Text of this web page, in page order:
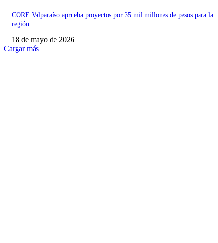
CORE Valparaíso aprueba proyectos por 35 mil millones de pesos para la
región.
18 de mayo de 2026
Cargar más